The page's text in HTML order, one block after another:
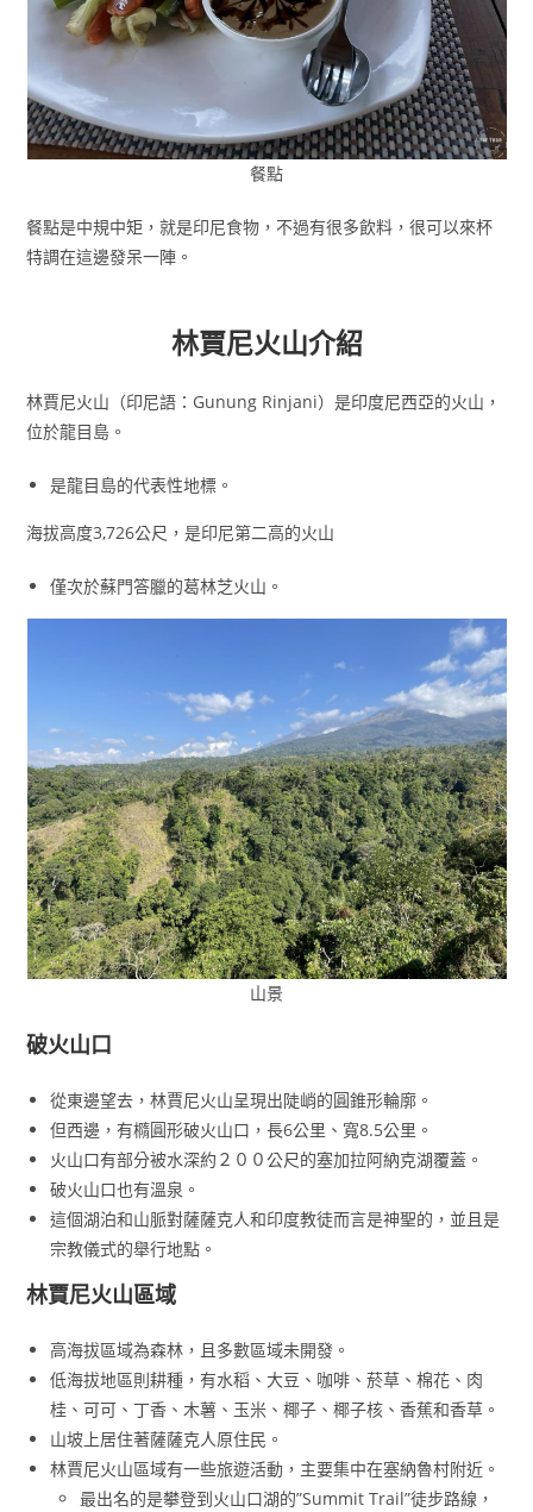
餐點
餐點是中規中矩，就是印尼食物，不過有很多飲料，很可以來杯
特調在這邊發呆一陣。
林賈尼火山介紹
林賈尼火山（印尼語：Gunung Rinjani）是印度尼西亞的火山，
位於龍目島。
是龍目島的代表性地標。
海拔高度3,726公尺，是印尼第二高的火山
僅次於蘇門答臘的葛林芝火山。
山景
破火山口
從東邊望去，林賈尼火山呈現出陡峭的圓錐形輪廓。
但西邊，有橢圓形破火山口，長6公里、寬8.5公里。
火山口有部分被水深約２００公尺的塞加拉阿納克湖覆蓋。
破火山口也有溫泉。
這個湖泊和山脈對薩薩克人和印度教徒而言是神聖的，並且是
宗教儀式的舉行地點。
林賈尼火山區域
高海拔區域為森林，且多數區域未開發。
低海拔地區則耕種，有水稻、大豆、咖啡、菸草、棉花、肉
桂、可可、丁香、木薯、玉米、椰子、椰子核、香蕉和香草。
山坡上居住著薩薩克人原住民。
林賈尼火山區域有一些旅遊活動，主要集中在塞納魯村附近。
最出名的是攀登到火山口湖的”Summit Trail”徒步路線，